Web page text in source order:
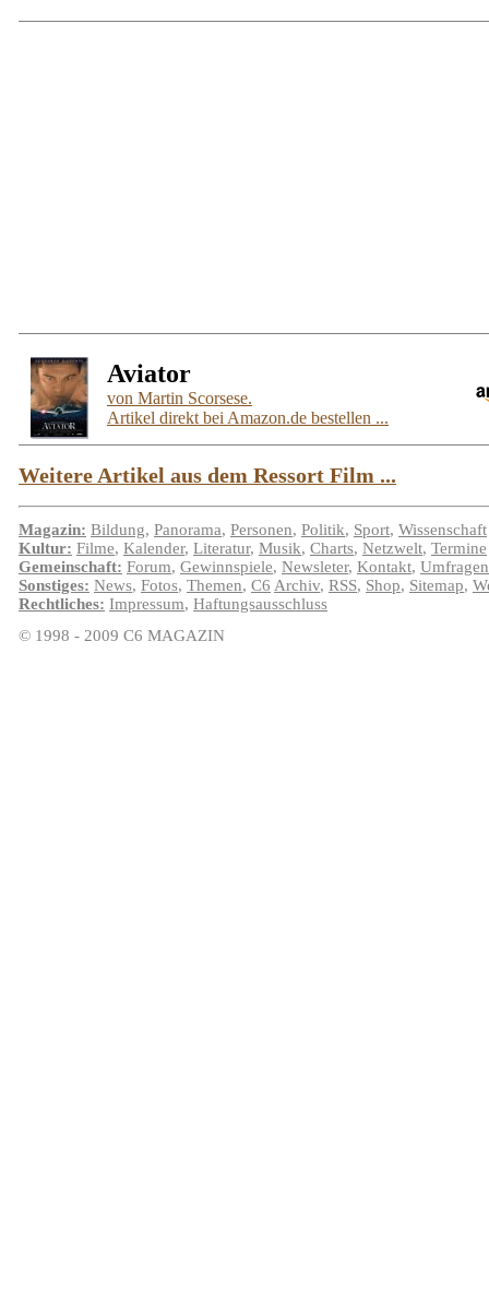
Aviator
von Martin Scorsese.
Artikel direkt bei Amazon.de bestellen ...
Weitere Artikel aus dem Ressort Film ...
Magazin: Bildung, Panorama, Personen, Politik, Sport, Wissenschaft
Kultur: Filme, Kalender, Literatur, Musik, Charts, Netzwelt, Termine
Gemeinschaft: Forum, Gewinnspiele, Newsleter, Kontakt, Umfragen
Sonstiges: News, Fotos, Themen, C6 Archiv, RSS, Shop, Sitemap,
Rechtliches: Impressum, Haftungsausschluss
© 1998 - 2009 C6 MAGAZIN